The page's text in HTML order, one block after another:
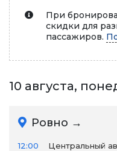
При
скидки для
пассажиров.
10 августа,
Ровно →
12:00
Центральный